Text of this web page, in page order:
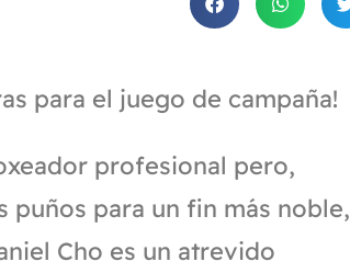
para el juego de campaña!
profesional pero,
puños para un fin más noble,
Cho es un atrevido